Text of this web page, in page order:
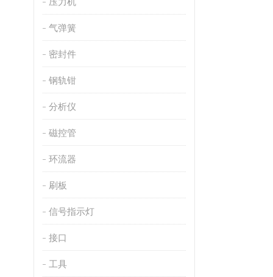
气弹簧
密封件
钢轨钳
分析仪
磁控管
环流器
刷板
信号指示灯
接口
工具